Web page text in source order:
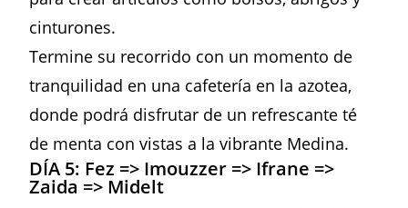
cinturones.
Termine su recorrido con un momento de
tranquilidad en una cafetería en la azotea,
donde podrá disfrutar de un refrescante té
de menta con vistas a la vibrante Medina.
DÍA 5: Fez => Imouzzer => Ifrane =>
Zaida => Midelt